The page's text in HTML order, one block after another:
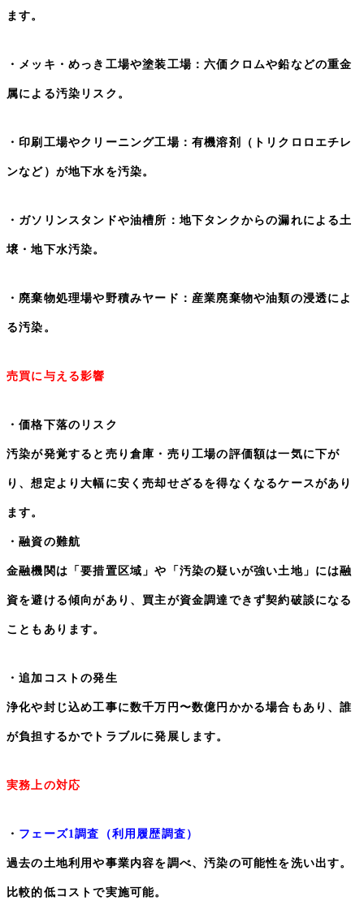
ます。
・メッキ・めっき工場や塗装工場：六価クロムや鉛などの重金
属による汚染リスク。
・印刷工場やクリーニング工場：有機溶剤（トリクロロエチレ
ンなど）が地下水を汚染。
・ガソリンスタンドや油槽所：地下タンクからの漏れによる土
壌・地下水汚染。
・廃棄物処理場や野積みヤード：産業廃棄物や油類の浸透によ
る汚染。
売買に与える影響
・価格下落のリスク
汚染が発覚すると売り倉庫・売り工場の評価額は一気に下が
り、想定より大幅に安く売却せざるを得なくなるケースがあり
ます。
・融資の難航
金融機関は「要措置区域」や「汚染の疑いが強い土地」には融
資を避ける傾向があり、買主が資金調達できず契約破談になる
こともあります。
・追加コストの発生
浄化や封じ込め工事に数千万円〜数億円かかる場合もあり、誰
が負担するかでトラブルに発展します。
実務上の対応
・ フェーズ1調査（利用履歴調査）
過去の土地利用や事業内容を調べ、汚染の可能性を洗い出す。
比較的低コストで実施可能。